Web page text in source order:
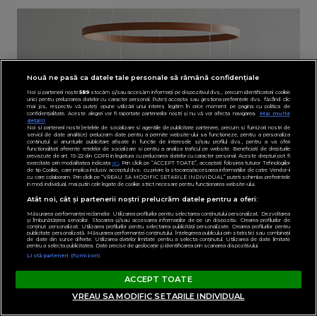
Nouă ne pasă ca datele tale personale să rămână confidențiale
Noi și partenerii noștri589stocăm și/sau accesăm informații pe dispozitivul dvs., precum identificatorii cookie
unici pentru prelucrarea datelor cu caracter personal. Puteți accepta sau gestiona preferințele dvs. făcând clic
mai jos, respectiv vă puteți opune utilizării unui interes legitim în orice moment pe pagina cu politica de
confidențialitate. Aceste alegeri vor fi raportate partenerilor noștri și nu vă vor afecta navigarea.
Mai multe
detalii
Noi si partenerii nostri (retelele de socializare si agentiile de publicitate partenere, precum si furnizorii nostri de
servicii de date analitice) prelucram date pentru a permite website-ului sa functioneze, pentru a personaliza
continutul si anunturile publicitare afisate in functie de interesele si/sau profilul dvs., pentru a va oferi
functionalitati aferente retelelor de socializare si pentru a analiza traficul pe website. Beneficiati de drepturile
prevazute de art. 15-22 din GDPR in legatura cu prelucrarea datelor cu caracter personal. Aceste drepturi pot fi
exercitate prin modalitatea indicataaici. Prin click pe “ACCEPT TOATE”, acceptati folosirea tuturor Tehnologiilor
de tip Cookie, care implica inclusiv acceptul dvs. cu privire la stocarea/accesarea informatiilor de catre Vendor-ii
cu care colaboram. Prin click pe “VREAU SA MODIFIC SETARILE INDIVIDUAL” puteti schimba preferintele
in mod individual, mai putin cele legate de cookie strict necesare pentru functionarea website-ului.
Atât noi, cât și partenerii noștri prelucrăm datele pentru a oferi:
Măsurarea performanței reclamelor. Utilizarea profilurilor pentru selectarea conținutului personalizat. Dezvoltarea
și îmbunătățirea serviciilor. Stocarea și/sau accesarea informațiilor de pe un dispozitiv. Crearea profilurilor de
conținut personalizat. Utilizarea profilurilor pentru selectarea publicității personalizate. Crearea profilurilor pentru
publicitate personalizată. Măsurarea performanței conținutului. Înțelegerea publicului prin statistici sau combinații
de date din surse diferite. Utilizarea datelor limitate pentru a selecta conținutul. Utilizarea de date limitate
pentru a selecta publicitatea. Date precise de geolocație și identificarea prin scanarea dispozitivului.
Listă parteneri (furnizori)
ACCEPT TOATE
VREAU SA MODIFIC SETARILE INDIVIDUAL